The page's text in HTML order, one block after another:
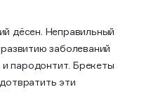
дёсен. Неправильный
заболеваний
и пародонтит. Брекеты
эти